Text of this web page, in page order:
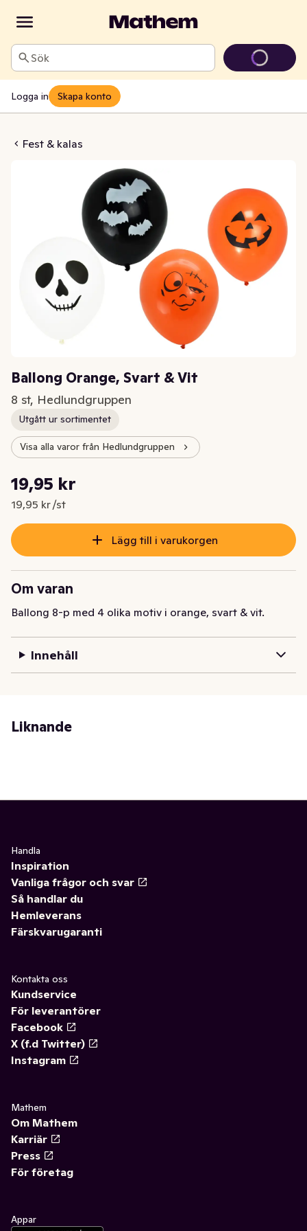
Sök
Logga in Skapa konto
Fest & kalas
Svart & Vit
Ballong Orange, Svart & Vit
8 st, Hedlundgruppen
Utgått ur sortimentet
Visa alla varor från Hedlundgruppen
Nuvarande pris är: 19,95 kr
19,95 kr
19,95 kr /st
Styckpris: 19,95 kr /st
Lägg till i varukorgen
Om varan
Ballong 8-p med 4 olika motiv i orange, svart & vit.
Innehåll
Liknande
Handla
Inspiration
Vanliga frågor och svar
Så handlar du
Hemleverans
Färskvarugaranti
Kontakta oss
Kundservice
För leverantörer
Facebook
X (f.d Twitter)
Instagram
Mathem
Om Mathem
Karriär
Press
För företag
Appar